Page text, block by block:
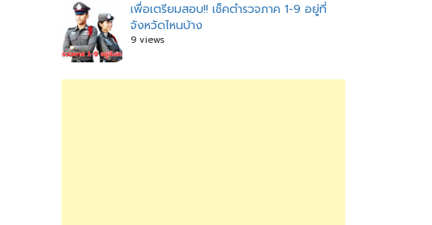
เพื่อเตรียมสอบ!! เช็คตำรวจภาค 1-9 อยู่ที่
จังหวัดไหนบ้าง
9 views